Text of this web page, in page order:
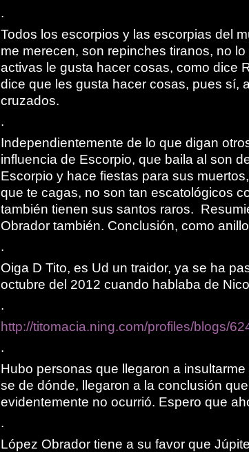
.
Todos los escorpios y las escorpias del
me merecen, son repinches tiranos, no
activas le gusta hacer cosas, como dice
dice que les gusta hacer cosas, pues sí,
cruzados.
.
Independientemente de lo que digan
influencia de Escorpio, que baila al son
Escorpio y hace fiestas para sus
que te cagas, no son tan escatológicos
también tienen sus santos raros.
Obrador también. Conclusión, como
.
Oiga D Tito, es Ud un traidor, ya se ha
octubre del 2012 cuando hablaba de
.
http://titomacia.ning.com/profiles/blogs/
.
Hubo personas que llegaron a
se de dónde, llegaron a la conclusión
evidentemente no ocurrió. Espero que
.
López Obrador tiene a su favor que